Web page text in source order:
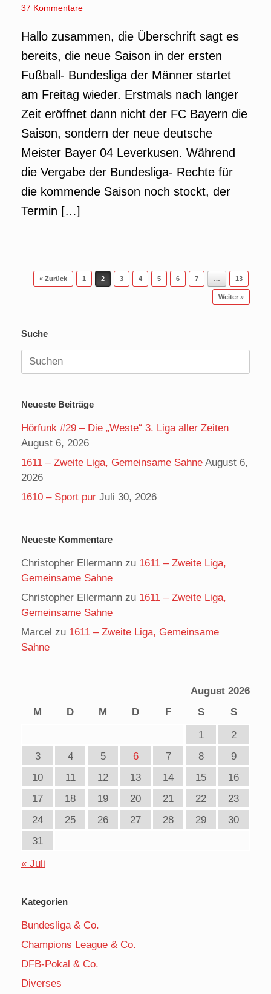
37 Kommentare
Hallo zusammen, die Überschrift sagt es
bereits, die neue Saison in der ersten
Fußball- Bundesliga der Männer startet
am Freitag wieder. Erstmals nach langer
Zeit eröffnet dann nicht der FC Bayern die
Saison, sondern der neue deutsche
Meister Bayer 04 Leverkusen. Während
die Vergabe der Bundesliga- Rechte für
die kommende Saison noch stockt, der
Termin […]
Beitragsnavigation
« Zurück 1 2 3 4 5 6 7 … 13
Weiter »
Suche
Suchen
nach:
Neueste Beiträge
Hörfunk #29 – Die „Weste“ 3. Liga aller Zeiten
August 6, 2026
1611 – Zweite Liga, Gemeinsame Sahne August 6,
2026
1610 – Sport pur Juli 30, 2026
Neueste Kommentare
Christopher Ellermann zu 1611 – Zweite Liga,
Gemeinsame Sahne
Christopher Ellermann zu 1611 – Zweite Liga,
Gemeinsame Sahne
Marcel zu 1611 – Zweite Liga, Gemeinsame
Sahne
August 2026
M
D M D F S
S
1
2
3
4 5 6 7 8
9
10
11 12 13 14 15
16
17
18 19 20 21 22
23
24
25 26 27 28 29
30
31
« Juli
Kategorien
Bundesliga & Co.
Champions League & Co.
DFB-Pokal & Co.
Diverses